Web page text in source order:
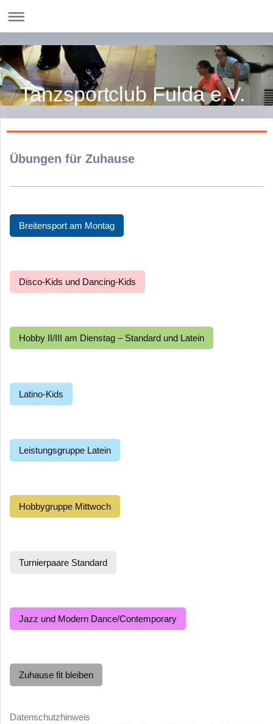
Tanzsportclub Fulda e.V.
Übungen für Zuhause
Breitensport am Montag
Disco-Kids und Dancing-Kids
Hobby II/III am Dienstag – Standard und Latein
Latino-Kids
Leistungsgruppe Latein
Hobbygruppe Mittwoch
Turnierpaare Standard
Jazz und Modern Dance/Contemporary
Zuhause fit bleiben
Datenschutzhinweis